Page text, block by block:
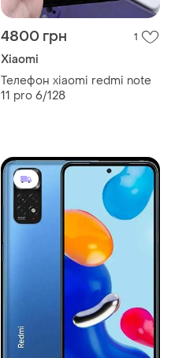
4800 грн 1
Xiaomi
Телефон xiaomi redmi note
11 pro 6/128